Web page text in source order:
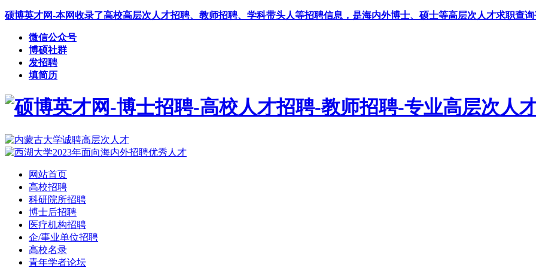
硕博英才网-本网收录了高校高层次人才招聘、教师招聘、学科带头人等招聘信息，是海内外博士、硕士等高层次人才求职查
微信公众号
博硕社群
发招聘
填简历
网站首页
高校招聘
科研院所招聘
博士后招聘
医疗机构招聘
企/事业单位招聘
高校名录
青年学者论坛